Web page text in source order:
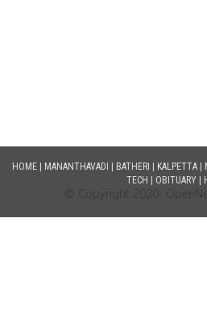
HOME | MANANTHAVADI | BATHERI | KALPETTA |
TECH | OBITUARY |
© Copyright 2020-